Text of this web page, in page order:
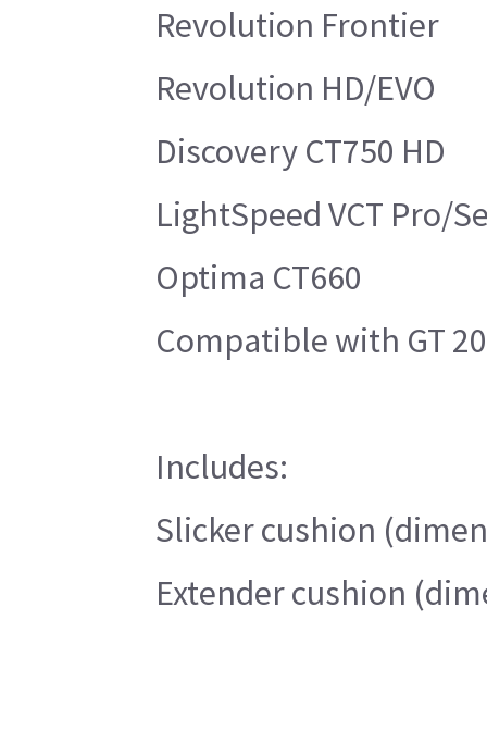
Revolution Frontier
Revolution HD/EVO
Discovery CT750 HD
LightSpeed VCT Pro/
Optima CT660
Compatible with GT
Includes:
Slicker cushion
Extender cushion